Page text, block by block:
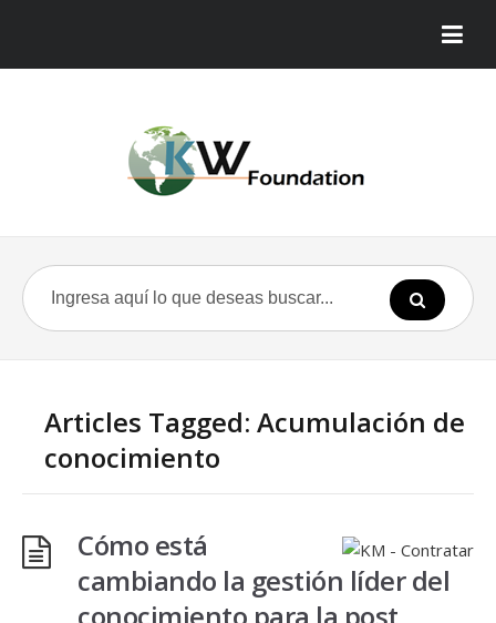
Articles Tagged: Acumulación de
conocimiento
Cómo está
cambiando la gestión líder del